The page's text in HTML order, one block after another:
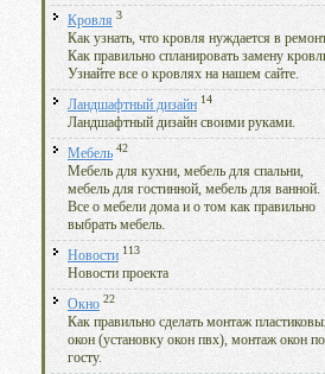
Кровля 3
Как узнать, что кровля нуждается в
Как правильно спланировать замену
Узнайте все о кровлях на нашем сайте.
Ландшафтный дизайн 14
Ландшафтный дизайн своими руками.
Мебель 42
Мебель для кухни, мебель для спальни,
мебель для гостинной, мебель для ванной.
Все о мебели дома и о том как правильно
выбрать мебель.
Новости 113
Новости проекта
Окно 22
Как правильно сделать монтаж
окон (установку окон пвх), монтаж окон по
госту.